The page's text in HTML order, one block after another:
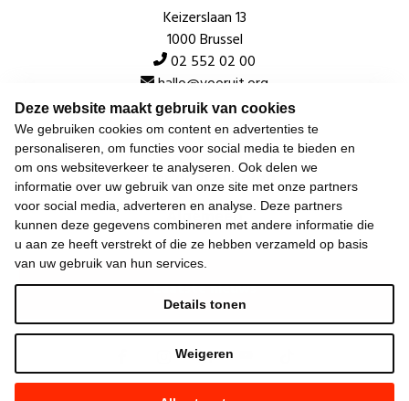
Deze website maakt gebruik van cookies
We gebruiken cookies om content en advertenties te
personaliseren, om functies voor social media te bieden en
om ons websiteverkeer te analyseren. Ook delen we
informatie over uw gebruik van onze site met onze partners
voor social media, adverteren en analyse. Deze partners
kunnen deze gegevens combineren met andere informatie die
u aan ze heeft verstrekt of die ze hebben verzameld op basis
van uw gebruik van hun services.
Weigeren
Details tonen
Keizerslaan 13
1000 Brussel
02 552 02 00
hallo@vooruit.org
Snel
Over de beweging
Algemeen
Laatste nieuws